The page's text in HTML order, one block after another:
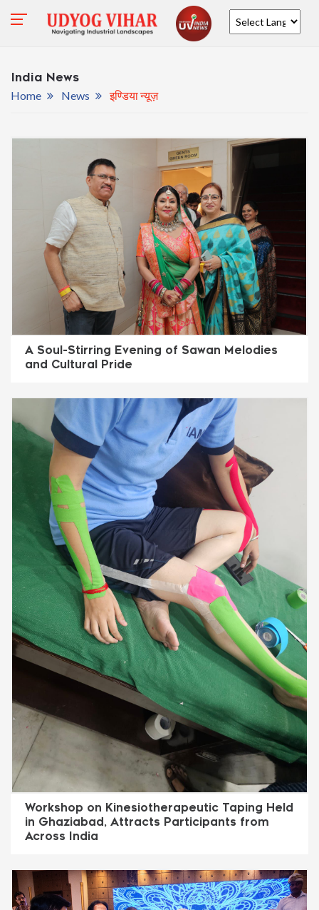
India News
Home
News इण्डिया न्यूज़
A Soul-Stirring Evening of Sawan Melodies
and Cultural Pride
Workshop on Kinesiotherapeutic Taping Held
in Ghaziabad, Attracts Participants from
Across India